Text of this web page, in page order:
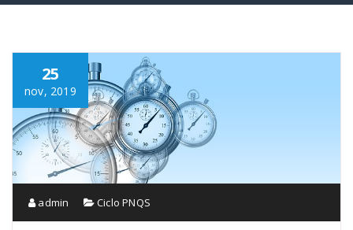
25
nov, 2019
admin Ciclo PNQS